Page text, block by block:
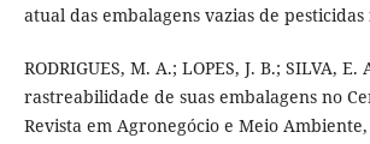
atual das embalagens vazias de pesticidas
RODRIGUES, M. A.; LOPES, J. B.; SILVA,
rastreabilidade de suas embalagens no
Revista em Agronegócio e Meio